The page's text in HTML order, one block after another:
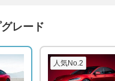
レード
人気No.2